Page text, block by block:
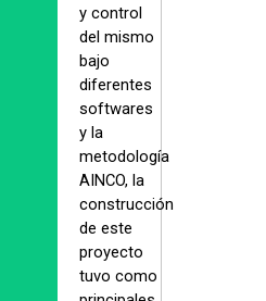
y control
del mismo
bajo
diferentes
softwares
y la
metodología
AINCO, la
construcción
de este
proyecto
tuvo como